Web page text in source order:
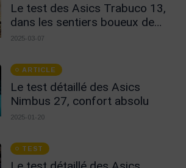
Le test des Asics Trabuco 13,
dans les sentiers boueux de
l'hiver Breton !
2025-03-07
ARTICLE
Le test détaillé des Asics
Nimbus 27, confort absolu
2025-01-20
TEST